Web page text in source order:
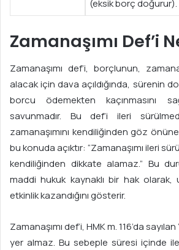
(eksik borç doğurur).
Zamanaşımı Def’i
Zamanaşımı def’i, borçlunun,
alacak için dava açıldığında, sürenin
borcu ödemekten kaçınmasını
savunmadır. Bu def’i ileri
zamanaşımını kendiliğinden göz
bu konuda açıktır: “Zamanaşımı ileri
kendiliğinden dikkate alamaz.” Bu
maddi hukuk kaynaklı bir hak olarak,
etkinlik kazandığını gösterir.
Zamanaşımı def’i, HMK m. 116’da
yer almaz. Bu sebeple süresi içinde